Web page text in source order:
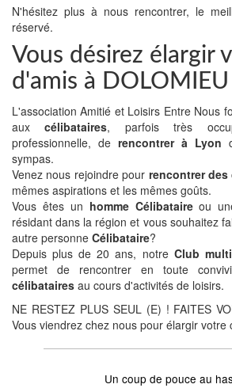
N'hésitez plus à nous rencontrer, le
réservé.
Vous désirez élargir
d'amis à DOLOMIEU
L'association Amitié et Loisirs Entre Nous
auxcélibataires, parfois très
professionnelle, de rencontrer à Lyon
sympas.
Venez nous rejoindre pour rencontrer
mêmes aspirations et les mêmes goûts.
Vous êtes un homme Célibataireou
résidant dans la région et vous souhaitez
autre personne Célibataire?
Depuis plus de 20 ans, notre Club
permet de rencontrer en toute
célibataires au cours d'activités de loisirs.
NE RESTEZ PLUS SEUL (E) ! FAITES
Vous viendrez chez nous pour élargir votre
Un coup de pouce au